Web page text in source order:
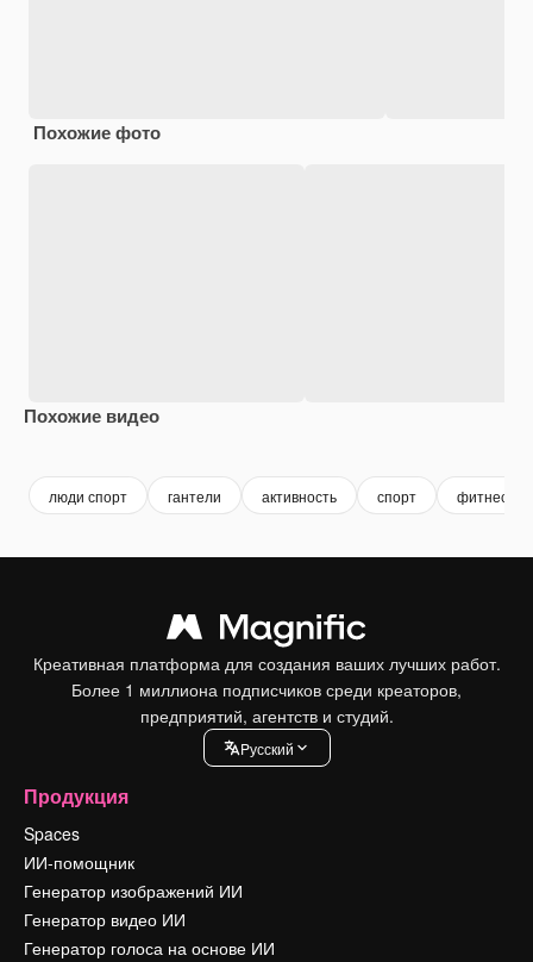
Похожие фото
Похожие видео
люди спорт гантели активность спорт фитнес
Креативная платформа для создания ваших лучших работ.
Более 1 миллиона подписчиков среди креаторов,
предприятий, агентств и студий.
Pусский
Продукция
Spaces
ИИ-помощник
Генератор изображений ИИ
Генератор видео ИИ
Генератор голоса на основе ИИ